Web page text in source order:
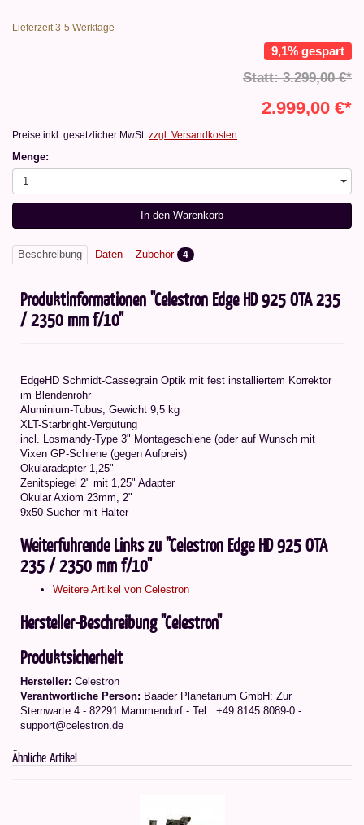
Lieferzeit 3-5 Werktage
9,1% gespart
Statt: 3.299,00 €*
2.999,00 €*
Preise inkl. gesetzlicher MwSt. zzgl. Versandkosten
Menge:
1
In den Warenkorb
Beschreibung Daten Zubehör 4
Produktinformationen "Celestron Edge HD 925 OTA 235
/ 2350 mm f/10"
EdgeHD Schmidt-Cassegrain Optik mit fest installiertem Korrektor
im Blendenrohr
Aluminium-Tubus, Gewicht 9,5 kg
XLT-Starbright-Vergütung
incl. Losmandy-Type 3" Montageschiene (oder auf Wunsch mit
Vixen GP-Schiene (gegen Aufpreis)
Okularadapter 1,25"
Zenitspiegel 2" mit 1,25" Adapter
Okular Axiom 23mm, 2"
9x50 Sucher mit Halter
Weiterführende Links zu "Celestron Edge HD 925 OTA
235 / 2350 mm f/10"
Weitere Artikel von Celestron
Hersteller-Beschreibung "Celestron"
Produktsicherheit
Hersteller: Celestron
Verantwortliche Person: Baader Planetarium GmbH: Zur
Sternwarte 4 - 82291 Mammendorf - Tel.: +49 8145 8089-0 -
support@celestron.de
Ähnliche Artikel